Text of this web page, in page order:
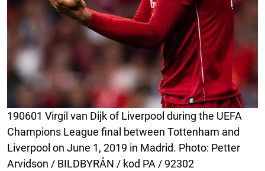
190601 Virgil van Dijk of Liverpool during the UEFA
Champions League final between Tottenham and
Liverpool on June 1, 2019 in Madrid. Photo: Petter
Arvidson / BILDBYRÅN / kod PA / 92302